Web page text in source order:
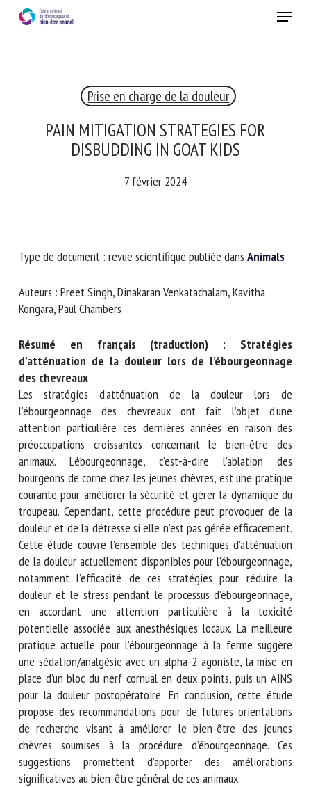
Menu
Prise en charge de la douleur
PAIN MITIGATION STRATEGIES FOR
DISBUDDING IN GOAT KIDS
7 février 2024
Type de document : revue scientifique publiée dans
Auteurs : Preet Singh, Dinakaran Venkatachalam, Kavitha
Résumé en français (traduction) :
Stratégies
d’atténuation de la douleur lors de l’ébourgeonnage
des chevreaux
Les stratégies d’atténuation de la douleur lors de
l’ébourgeonnage des chevreaux ont fait l’objet d’une
attention particulière ces dernières années en raison des
préoccupations croissantes concernant le bien-être des
animaux. L’ébourgeonnage, c’est-à-dire l’ablation des
bourgeons de corne chez les jeunes chèvres, est une
pratique courante pour améliorer la sécurité et gérer la
dynamique du troupeau. Cependant, cette procédure peut
provoquer de la douleur et de la détresse si elle n’est pas
gérée efficacement. Cette étude couvre l’ensemble des
techniques d’atténuation de la douleur actuellement
disponibles pour l’ébourgeonnage, notamment l’efficacité
de ces stratégies pour réduire la douleur et le stress
pendant le processus d’ébourgeonnage, en accordant une
attention particulière à la toxicité potentielle associée aux
anesthésiques locaux. La meilleure pratique actuelle pour
l’ébourgeonnage à la ferme suggère une sédation/analgésie
avec un alpha-2 agoniste, la mise en place d’un bloc du nerf
cornual en deux points, puis un AINS pour la douleur
postopératoire. En conclusion, cette étude propose des
recommandations pour de futures orientations de recherche
visant à améliorer le bien-être des jeunes chèvres soumises
à la procédure d’ébourgeonnage. Ces suggestions
RECEVEZ CHAQUE MOIS GRATUITEMENT
ANIMAL
Veuillez remplir le formulaire ci-dessous pour vous inscrire à
Nom *
Prénom *
Organisme *
E-mail *
En soumettant ce formulaire, j'accepte que les
informations saisies soient utilisées dans le cadre de la
relation avec le CNR BEA. *
Les champs suivis de * sont obligatoires